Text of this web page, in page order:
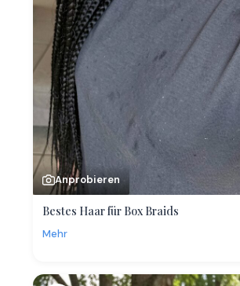
Anprobieren
Bestes Haar für Box Braids
Mehr